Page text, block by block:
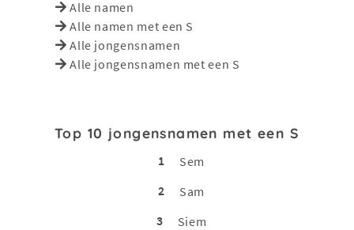
Alle namen
Alle namen met een S
Alle jongensnamen
Alle jongensnamen met een S
Top 10 jongensnamen met een S
1
Sem
2
Sam
3
Siem